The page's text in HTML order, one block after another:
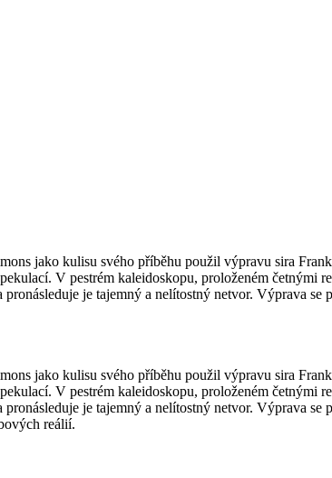
jako kulisu svého příběhu použil výpravu sira
V pestrém kaleidoskopu, proloženém četnými
je tajemný a nelítostný netvor. Výprava se
jako kulisu svého příběhu použil výpravu sira
V pestrém kaleidoskopu, proloženém četnými
je tajemný a nelítostný netvor. Výprava se
reálií.